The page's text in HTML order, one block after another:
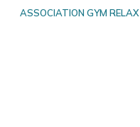
ASSOCIATION GYM RELAX